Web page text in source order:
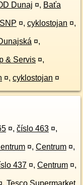
Dunaj ¤, Baťa
¤, cyklostojan ¤,
¤,
& Servis ¤,
¤, cyklostojan ¤
¤, číslo 463 ¤,
¤, Centrum ¤,
437 ¤, Centrum ¤,
, Tesco Supermarket